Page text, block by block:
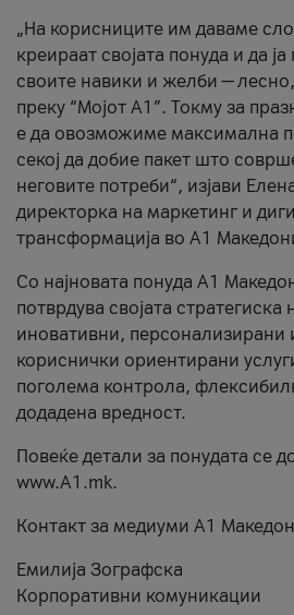
„На корисниците им даваме
креираат својата понуда и да
своите навики и желби —
преку “Мојот А1”. Токму за
е да овозможиме максимална
секој да добие пакет што
неговите потреби“, изјави
директорка на маркетинг и
трансформација во А1
Со најновата понуда А1
потврдува својата
иновативни, персонализирани
кориснички ориентирани
поголема контрола,
додадена вредност.
Повеќе детали за понудата се
www.А1.mk.
Контакт за медиуми А1
Емилија Зографска
Корпоративни комуникации